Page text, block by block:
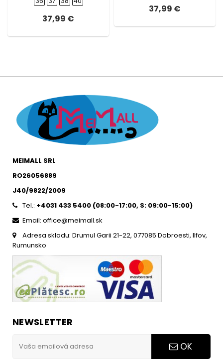
37,99 €
37,99 €
MEIMALL SRL
RO26056889
J40/9822/2009
Tel.: +4031 433 5400 (08:00-17:00, S: 09:00-15:00)
Email: office@meimall.sk
Adresa skladu: Drumul Garii 21-22, 077085 Dobroesti, Ilfov,
Rumunsko
NEWSLETTER
OK